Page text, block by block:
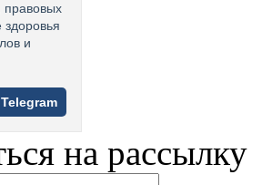
правовых
здоровья
и
на рассылку